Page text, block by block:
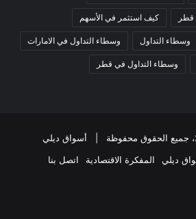
قطر كيف استثمر في الأسهم
وسطاء التداول وسطاء التداول في الامارات
وسطاء التداول في قطر
أسواق ديلي
ديلي المفكرة الاقتصادية اتصل بنا